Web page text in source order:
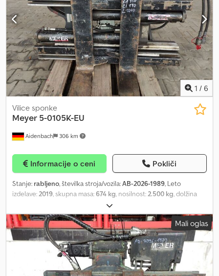
1 / 6
Aidenbach 306 km
Vilice sponke
Meyer 5-0105K-EU
Informacije o ceni Pokliči
Stanje: rabljeno, številka stroja/vozila:AB-2026-1989, Leto
izdelave:2019, skupna masa:674 kg, nosilnost:2.500 kg, dolžina
130 mm, debelina vilic:
tovora:500 mm, največja širina izdelka:1.110 mm, Vmesna prodaja,
spremembe in morebitne napake pridržane. Priključek v
trenutnem stanju (območje odpiranja od 450 mm do 1610 mm).
Cjdpfjzhy U Iex Anmeha
Mali oglas